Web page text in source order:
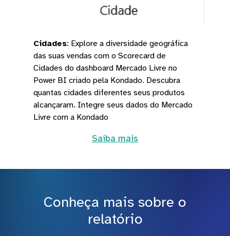
Cidades: Explore a diversidade geográfica
das suas vendas com o Scorecard de
Cidades do dashboard Mercado Livre no
Power BI criado pela Kondado. Descubra
quantas cidades diferentes seus produtos
alcançaram. Integre seus dados do Mercado
Livre com a Kondado
Saiba mais
Conheça mais sobre o
relatório